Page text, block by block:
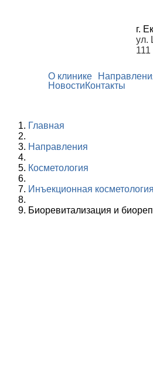
г.
ул.
111
О клинике
НовостиКонтакты
Главная
Направления
Косметология
Инъекционная косметология
Биоревитализация и